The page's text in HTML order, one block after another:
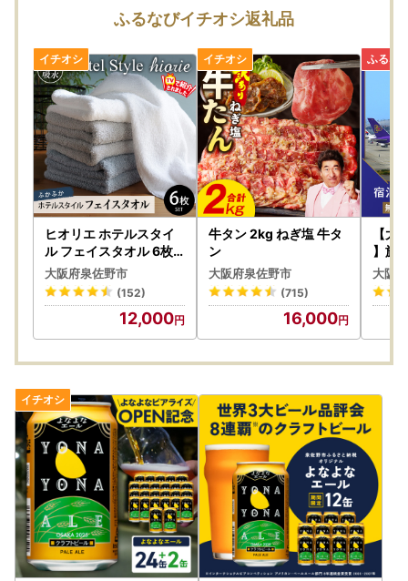
お申し込みが集中するため、返礼品のお届けまでにお時間を
要しますことをあらかじめご了承の上お申し込みいただきま
すようお願いいたします。
また、返礼品をお受け取りいただけないご不在期間等がござ
いましたら、備考欄にご入力いただくか、お問い合わせ先ま
でご連絡ください。ただし、お届け時期の指定等のご要望に
つきましては対応いたしかねますのであらかじめご了承くだ
さい。
▼申込後（お届け前）
返礼品の発送時には、ご登録のメールアドレス宛てに発送開
始案内のメールをお送りしております。
寄附者様のご都合により返礼品が発送元事業者へ返品された
場合は再送いたしかねますので、お早めにお受け取りいただ
きますようお願いいたします。
また、返礼品のお届け先変更をご希望の方は、下記のお問い
合わせ先までご連絡いただきますようお願いいたします。
なお、返礼品の発送準備中のためご連絡いただくタイミング
ご了承ください。
▼お届け後
返礼品のお受け取り後はすぐに中身や状態をご確認いただ
き、万が一不具合等がございましたら、大変お手数ではござ
いますがお問い合わせ先まで画像を添付の上ご連絡いただき
ますようお願い申し上げます。
なお、お受け取りからお日にちが経過した後のご連絡につき
ましては対応いたしかねる場合がございますのであらかじめ
ご了承ください。
■ワンストップ特例申請についてのご案内■
ふるなびイチオシ返礼品
ヒオリエ ホテルスタイ
ル フェイスタオル 6枚
タオル
大阪府泉佐野市
(152)
12,000
牛タン 2kg ねぎ塩 牛タ
ン
大阪府泉佐野市
(715)
16,000
【大
】旅
ふる
ト
大阪